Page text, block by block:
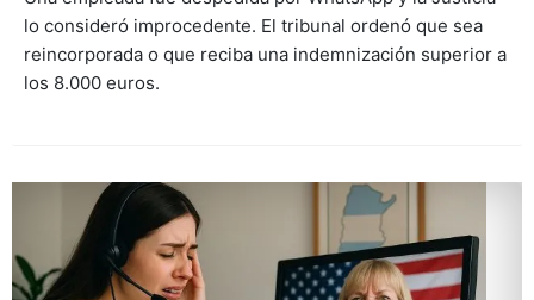
lo consideró improcedente. El tribunal ordenó que sea
reincorporada o que reciba una indemnización superior a
los 8.000 euros.